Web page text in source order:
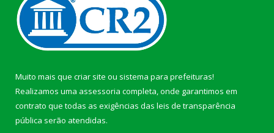
Muito mais que criar site ou sistema para prefeituras!
Realizamos uma assessoria completa, onde garantimos em
contrato que todas as exigências das leis de transparência
pública serão atendidas.